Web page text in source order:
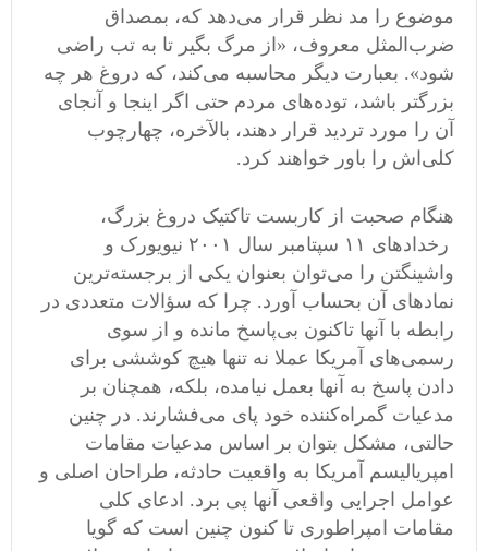
موضوع را مد نظر قرار می‌دهد که، بمصداق
ضرب‌المثل معروف، «از مرگ بگیر تا به تب راضی
شود». بعبارت دیگر محاسبه می‌کند، که دروغ هر چه
بزرگتر باشد، توده‌های مردم حتی اگر اینجا و آنجای
آن را مورد تردید قرار دهند، بالآخره، چهارچوب
کلی‌اش را باور خواهند کرد.
هنگام صحبت از کاربست تاکتیک دروغ بزرگ،
رخدادهای ١١ سپتامبر سال ۲٠٠١ نیویورک و
واشینگتن را می‌توان بعنوان یکی از برجسته‌ترین
نمادهای آن بحساب آورد. چرا که سؤالات متعددی در
رابطه با آنها تاکنون بی‌پاسخ مانده و از سوی
رسمی‌های آمریکا عملا نه تنها هیچ کوششی برای
دادن پاسخ به آنها بعمل نیامده، بلکه، همچنان بر
مدعیات گمراه‌کننده خود پای می‌فشارند. در چنین
حالتی، مشکل بتوان بر اساس مدعیات مقامات
امپریالیسم آمریکا به واقعیت حادثه، طراحان اصلی و
عوامل اجرایی واقعی آنها پی برد. ادعای کلی
مقامات امپراطوری تا کنون چنین است که گویا